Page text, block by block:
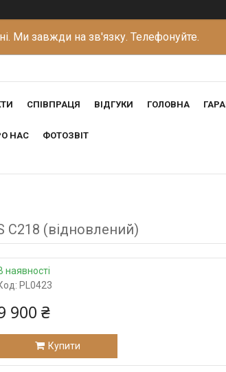
Ми завжди на зв'язку. Телефонуйте.
СПІВПРАЦЯ ВІДГУКИ ГОЛОВНА
НАС ФОТОЗВІТ
C218 (відновлений)
наявності
PL0423
900 ₴
Купити